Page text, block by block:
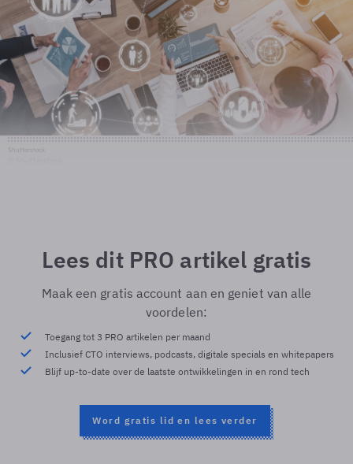
Lees dit PRO artikel gratis
Maak een gratis account aan en geniet van alle
voordelen:
Toegang tot 3 PRO artikelen per maand
Inclusief CTO interviews, podcasts, digitale specials en whitepapers
Blijf up-to-date over de laatste ontwikkelingen in en rond tech
Word gratis lid en lees verder